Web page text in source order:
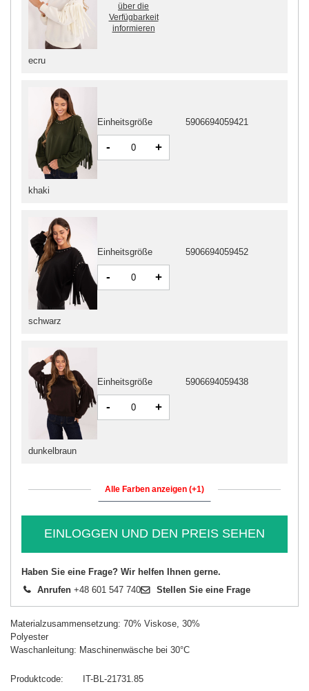
khaki
Einheitsgröße 5906694059421
- +
schwarz
Einheitsgröße 5906694059452
- +
dunkelbraun
Einheitsgröße 5906694059438
- +
ecru
über die
Verfügbarkeit
informieren
Alle Farben anzeigen (+1)
EINLOGGEN UND DEN PREIS SEHEN
Haben Sie eine Frage? Wir helfen Ihnen gerne.
Anrufen +48 601 547 740 Stellen Sie eine Frage
Materialzusammensetzung: 70% Viskose, 30%
Polyester
Waschanleitung: Maschinenwäsche bei 30°C
Produktcode
IT-BL-21731.85